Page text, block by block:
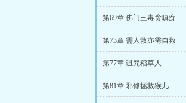
第69章 佛门三毒贪嗔痴
第73章 需人救亦需自救
第77章 诅咒稻草人
第81章 邪修拯救猴儿